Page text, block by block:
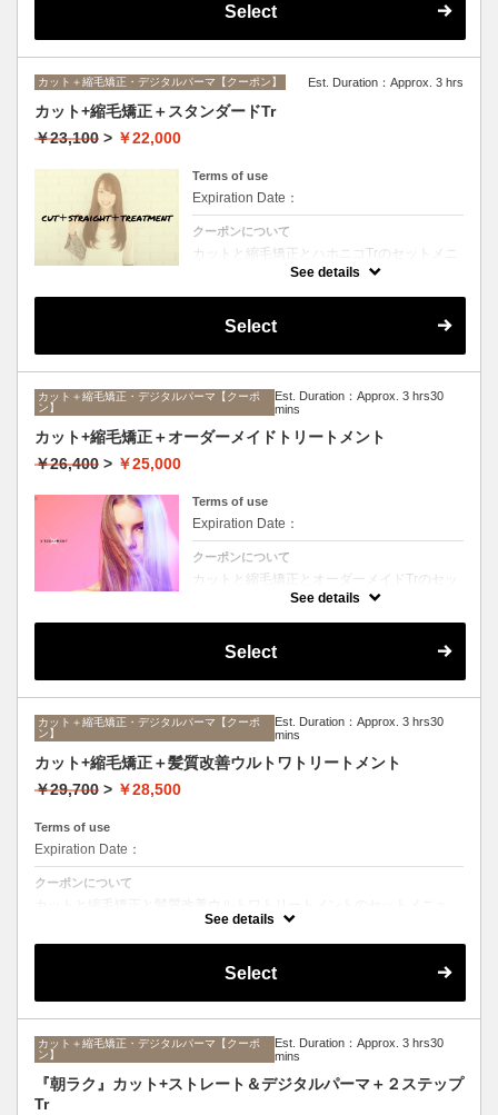
Select
カット＋縮毛矯正・デジタルパーマ【クーポン】 Est. Duration：Approx. 3 hrs
カット+縮毛矯正＋スタンダードTr
￥23,100 > ￥22,000
Terms of use
Expiration Date：
クーポンについて
カットと縮毛矯正とハホニコTrのセットメニ
ュー。髪質や状態に合わせて薬剤選定致しま
See details
Select
カット＋縮毛矯正・デジタルパーマ【クーポ
ン】
Est. Duration：Approx. 3 hrs30
mins
カット+縮毛矯正＋オーダーメイドトリートメント
￥26,400 > ￥25,000
Terms of use
Expiration Date：
クーポンについて
カットと縮毛矯正とオーダーメイドTrのセッ
トメニュー。髪質や状態に合わせて薬剤選定
See details
Select
カット＋縮毛矯正・デジタルパーマ【クーポ
ン】
Est. Duration：Approx. 3 hrs30
mins
カット+縮毛矯正＋髪質改善ウルトワトリートメント
￥29,700 > ￥28,500
Terms of use
Expiration Date：
クーポンについて
カットと縮毛矯正と髪質改善ウルトワトリートメントのセットメニュ
ー。髪質や状態に合わせて薬剤選定致します。ロング料金なし
See details
Select
カット＋縮毛矯正・デジタルパーマ【クーポ
ン】
Est. Duration：Approx. 3 hrs30
mins
『朝ラク』カット+ストレート＆デジタルパーマ＋２ステップ
Tr